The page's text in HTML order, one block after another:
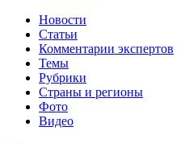
Новости
Статьи
Комментарии экспертов
Темы
Рубрики
Страны и регионы
Фото
Видео